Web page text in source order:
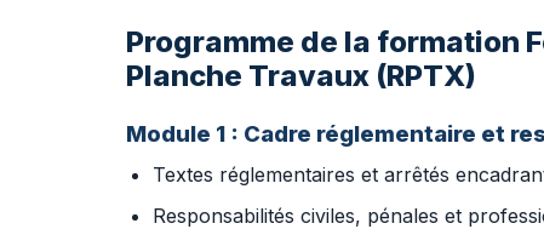
Programme de la formation
Planche Travaux (RPTX)
Module 1 : Cadre réglementaire et
Textes réglementaires et arrêtés
Responsabilités civiles, pénales et